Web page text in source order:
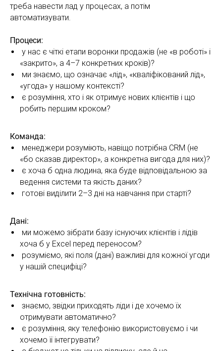
треба навести лад у процесах, а потім
автоматизувати.
Процеси:
у нас є чіткі етапи воронки продажів (не «в роботі» і
«закрито», а 4–7 конкретних кроків)?
ми знаємо, що означає «лід», «кваліфікований лід»,
«угода» у нашому контексті?
є розуміння, хто і як отримує нових клієнтів і що
робить першим кроком?
Команда:
менеджери розуміють, навіщо потрібна CRM (не
«бо сказав директор», а конкретна вигода для них)?
є хоча б одна людина, яка буде відповідальною за
ведення системи та якість даних?
готові виділити 2–3 дні на навчання при старті?
Дані:
ми можемо зібрати базу існуючих клієнтів і лідів
хоча б у Excel перед переносом?
розуміємо, які поля (дані) важливі для кожної угоди
у нашій специфіці?
Технічна готовність:
знаємо, звідки приходять ліди і де хочемо їх
отримувати автоматично?
є розуміння, яку телефонію використовуємо і чи
хочемо її інтегрувати?